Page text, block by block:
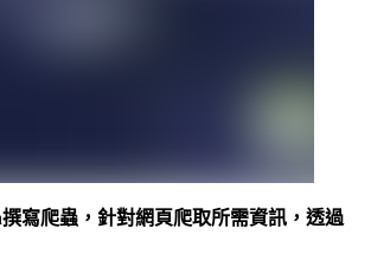
寫爬蟲，針對網頁爬取所需資訊，透過